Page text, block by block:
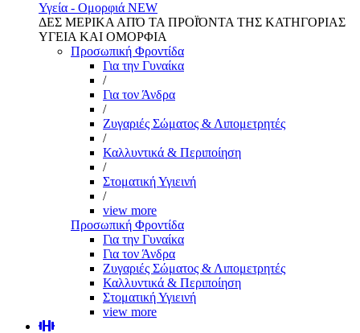
Υγεία - Ομορφιά NEW
ΔΕΣ ΜΕΡΙΚΑ ΑΠΌ ΤΑ ΠΡΟΪΌΝΤΑ ΤΗΣ ΚΑΤΗΓΟΡΙΑΣ
ΥΓΕΙΑ ΚΑΙ ΟΜΟΡΦΙΑ
Προσωπική Φροντίδα
Για την Γυναίκα
/
Για τον Άνδρα
/
Ζυγαριές Σώματος & Λιπομετρητές
/
Καλλυντικά & Περιποίηση
/
Στοματική Υγιεινή
/
view more
Προσωπική Φροντίδα
Για την Γυναίκα
Για τον Άνδρα
Ζυγαριές Σώματος & Λιπομετρητές
Καλλυντικά & Περιποίηση
Στοματική Υγιεινή
view more